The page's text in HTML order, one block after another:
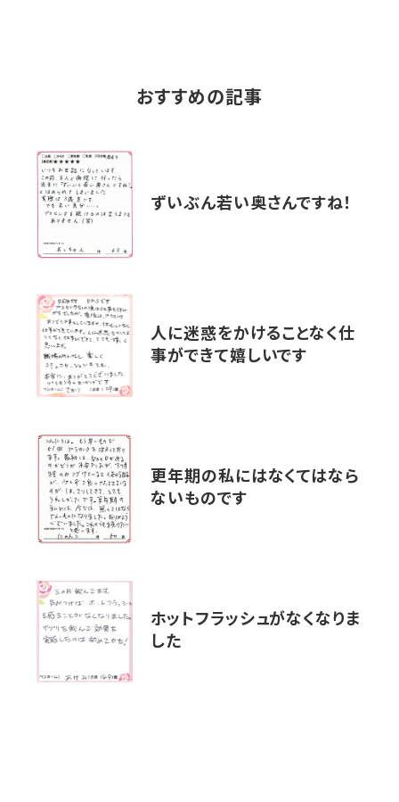
おすすめの記事
ずいぶん若い奥さんですね！
人に迷惑をかけることなく仕
事ができて嬉しいです
更年期の私にはなくてはなら
ないものです
ホットフラッシュがなくなりま
した